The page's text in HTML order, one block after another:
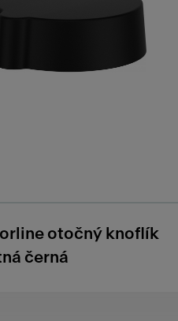
otočný knoflík
černá